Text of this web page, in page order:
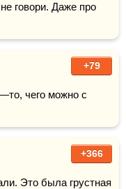
говори. Даже про
+79
чего можно с
+366